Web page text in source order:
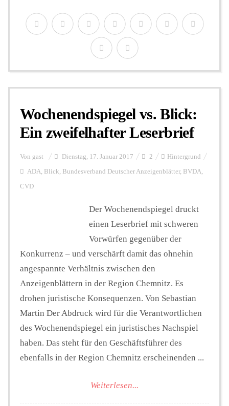
Wochenendspiegel vs. Blick:
Ein zweifelhafter Leserbrief
Von gast Dienstag, 17. Januar 2017 2 Hintergrund
ADA, Blick, Bundesverband Deutscher Anzeigenblätter, BVDA,
CVD
Der Wochenendspiegel druckt
einen Leserbrief mit schweren
Vorwürfen gegenüber der
Konkurrenz – und verschärft damit das ohnehin
angespannte Verhältnis zwischen den
Anzeigenblättern in der Region Chemnitz. Es
drohen juristische Konsequenzen. Von Sebastian
Martin Der Abdruck wird für die Verantwortlichen
des Wochenendspiegel ein juristisches Nachspiel
haben. Das steht für den Geschäftsführer des
ebenfalls in der Region Chemnitz erscheinenden ...
Weiterlesen...